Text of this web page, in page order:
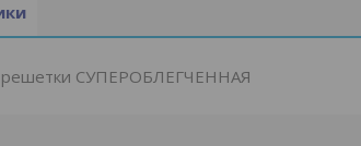
решетки СУПЕРОБЛЕГЧЕННАЯ